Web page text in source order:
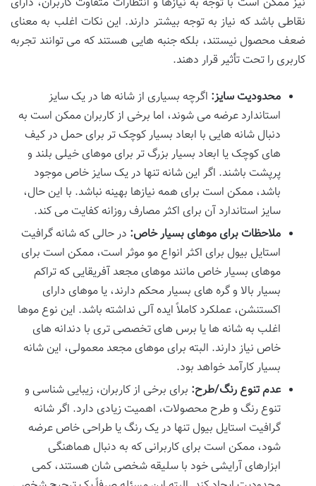
نقاطی باشد که نیاز به توجه بیشتر دارند. این نکات اغلب به معنای
ضعف محصول نیستند، بلکه جنبه هایی هستند که می توانند تجربه
کاربری را تحت تأثیر قرار دهند.
محدودیت سایز: اگرچه بسیاری از شانه ها در یک سایز
استاندارد عرضه می شوند، اما برخی از کاربران ممکن است به
دنبال شانه هایی با ابعاد بسیار کوچک تر برای حمل در کیف
های کوچک یا ابعاد بسیار بزرگ تر برای موهای خیلی بلند و
پرپشت باشند. اگر این شانه تنها در یک سایز خاص موجود
باشد، ممکن است برای همه نیازها بهینه نباشد. با این حال،
سایز استاندارد آن برای اکثر مصارف روزانه کفایت می کند.
ملاحظات برای موهای بسیار خاص: در حالی که شانه گرافیت
استایل بیول برای اکثر انواع مو موثر است، ممکن است برای
موهای بسیار خاص مانند موهای مجعد آفریقایی که تراکم
بسیار بالا و گره های بسیار محکم دارند، یا موهای دارای
اکستنشن، عملکرد کاملاً ایده آلی نداشته باشد. این نوع موها
اغلب به شانه ها یا برس های تخصصی تری با دندانه های
خاص نیاز دارند. البته برای موهای مجعد معمولی، این شانه
بسیار کارآمد خواهد بود.
عدم تنوع رنگ/طرح: برای برخی از کاربران، زیبایی شناسی و
تنوع رنگ و طرح محصولات، اهمیت زیادی دارد. اگر شانه
گرافیت استایل بیول تنها در یک رنگ یا طراحی خاص عرضه
شود، ممکن است برای کاربرانی که به دنبال هماهنگی
ابزارهای آرایشی خود با سلیقه شخصی شان هستند، کمی